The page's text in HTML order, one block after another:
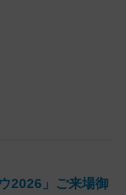
2026」ご来場御